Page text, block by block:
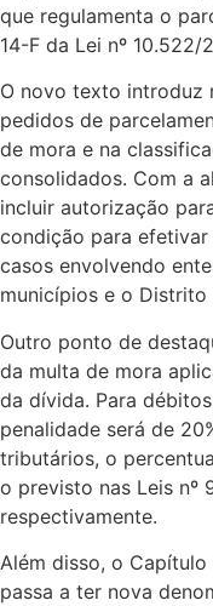
que regulamenta o
14-F da Lei nº 10.522/
O novo texto introduz
pedidos de
de mora e na
consolidados. Com a
incluir autorização
condição para
casos envolvendo
municípios e o Distrito
Outro ponto de
da multa de mora
da dívida. Para
penalidade será de
tributários, o
o previsto nas Leis nº
respectivamente.
Além disso, o
passa a ter nova